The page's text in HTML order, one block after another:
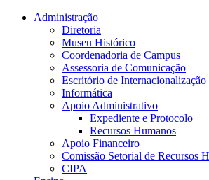
Conteúdo principal Menu principal
Administração
Diretoria
Museu Histórico
Coordenadoria de Campus
Assessoria de Comunicação
Escritório de Internacionalização
Informática
Apoio Administrativo
Expediente e Protocolo
Recursos Humanos
Apoio Financeiro
Comissão Setorial de Recursos
CIPA